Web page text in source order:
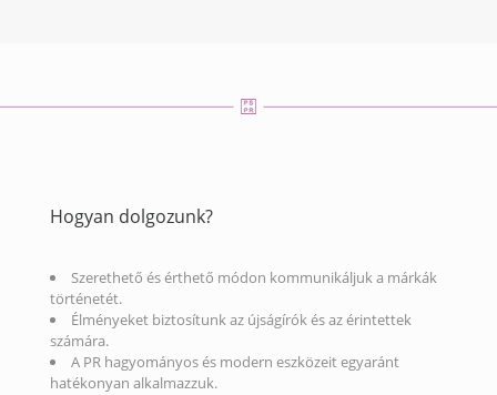
Hogyan dolgozunk?
Szerethető és érthető módon kommunikáljuk a márkák
történetét.
Élményeket biztosítunk az újságírók és az érintettek
számára.
A PR hagyományos és modern eszközeit egyaránt
hatékonyan alkalmazzuk.